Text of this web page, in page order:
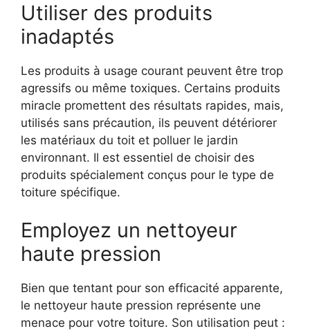
Utiliser des produits
inadaptés
Les produits à usage courant peuvent être trop
agressifs ou même toxiques. Certains produits
miracle promettent des résultats rapides, mais,
utilisés sans précaution, ils peuvent détériorer
les matériaux du toit et polluer le jardin
environnant. Il est essentiel de choisir des
produits spécialement conçus pour le type de
toiture spécifique.
Employez un nettoyeur
haute pression
Bien que tentant pour son efficacité apparente,
le nettoyeur haute pression représente une
menace pour votre toiture. Son utilisation peut :